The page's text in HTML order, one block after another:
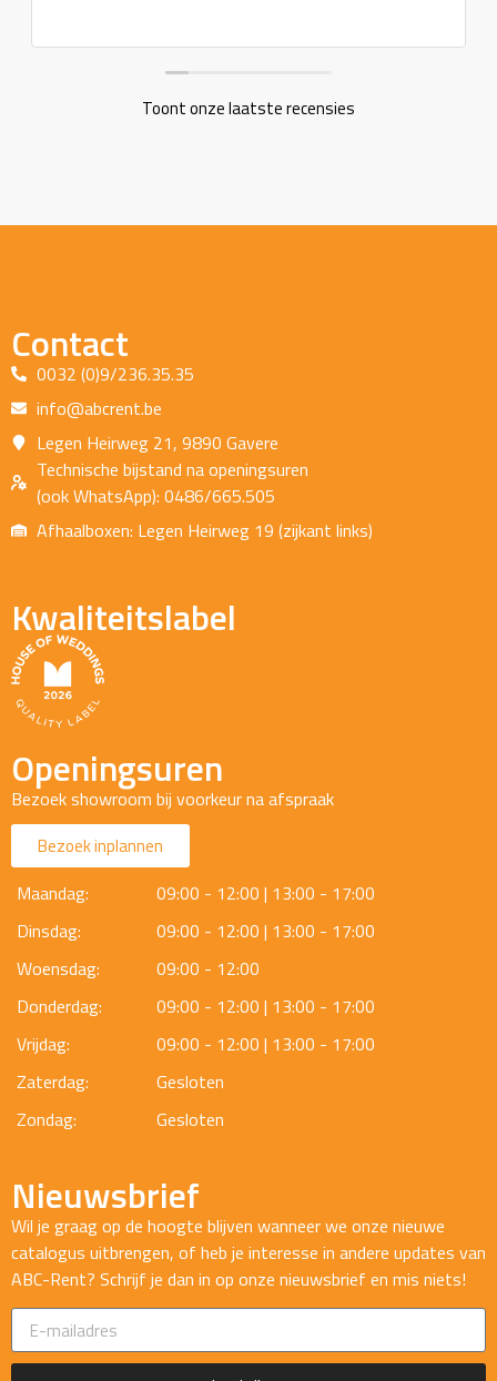
Toont onze laatste recensies
Contact
0032 (0)9/236.35.35
info@abcrent.be
Legen Heirweg 21, 9890 Gavere
Technische bijstand na openingsuren
(ook WhatsApp): 0486/665.505
Afhaalboxen: Legen Heirweg 19 (zijkant links)
Kwaliteitslabel
Openingsuren
Bezoek showroom bij voorkeur na afspraak
Bezoek inplannen
Maandag:
09:00 - 12:00 | 13:00 - 17:00
Dinsdag:
09:00 - 12:00 | 13:00 - 17:00
Woensdag:
09:00 - 12:00
Donderdag:
09:00 - 12:00 | 13:00 - 17:00
Vrijdag:
09:00 - 12:00 | 13:00 - 17:00
Zaterdag:
Gesloten
Zondag:
Gesloten
Nieuwsbrief
Wil je graag op de hoogte blijven wanneer we onze nieuwe
catalogus uitbrengen, of heb je interesse in andere updates van
ABC-Rent? Schrijf je dan in op onze nieuwsbrief en mis niets!